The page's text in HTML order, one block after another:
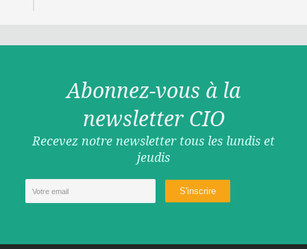
Abonnez-vous à la
newsletter CIO
Recevez notre newsletter tous les lundis et
jeudis